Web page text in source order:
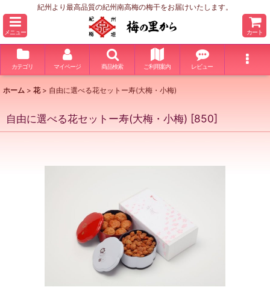
紀州より最高品質の紀州南高梅の梅干をお届けいたします。
メニュー カート
カテゴリ マイページ 商品検索 ご利用案内 レビュー
ホーム > 花 > 自由に選べる花セットー寿(大梅・小梅)
自由に選べる花セットー寿(大梅・小梅) [850]